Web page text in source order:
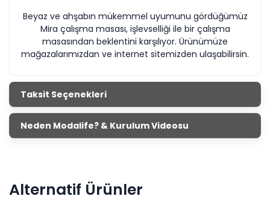
Beyaz ve ahşabın mükemmel uyumunu gördüğümüz
Mira çalışma masası, işlevselliği ile bir çalışma
masasından beklentini karşılıyor. Ürünümüze
mağazalarımızdan ve internet sitemizden ulaşabilirsin.
Taksit Seçenekleri
Neden Modalife? & Kurulum Videosu
Alternatif Ürünler